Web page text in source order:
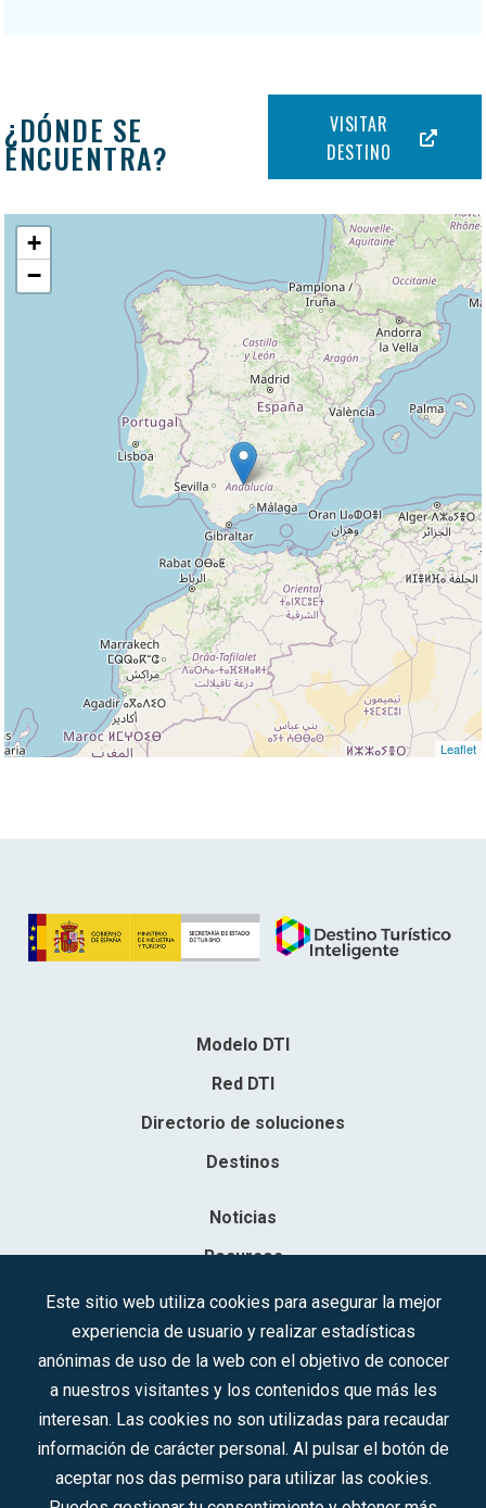
¿DÓNDE SE
ENCUENTRA?
VISITAR
DESTINO
+
−
Leaflet
Modelo DTI
Red DTI
Directorio de soluciones
Destinos
Noticias
Recursos
Contacto
Sociedad Mercantil Estatal para la Gestión de la Innovación y las
Inscrita en el R.M. de Madrid, T, 12593, Se. 8, F. 129, H. 201.307.
C.I.F.: A-81/874.984
Síguenos en redes sociales:
Este sitio web utiliza cookies para asegurar la mejor
experiencia de usuario y realizar estadísticas
anónimas de uso de la web con el objetivo de conocer
a nuestros visitantes y los contenidos que más les
interesan. Las cookies no son utilizadas para recaudar
información de carácter personal. Al pulsar el botón de
aceptar nos das permiso para utilizar las cookies.